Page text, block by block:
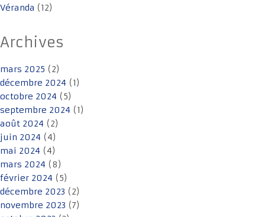
Véranda (12)
Archives
mars 2025 (2)
décembre 2024 (1)
octobre 2024 (5)
septembre 2024 (1)
août 2024 (2)
juin 2024 (4)
mai 2024 (4)
mars 2024 (8)
février 2024 (5)
décembre 2023 (2)
novembre 2023 (7)